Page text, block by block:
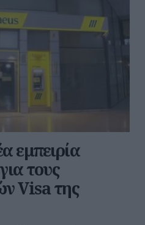
εμπειρία
τους
Visa της